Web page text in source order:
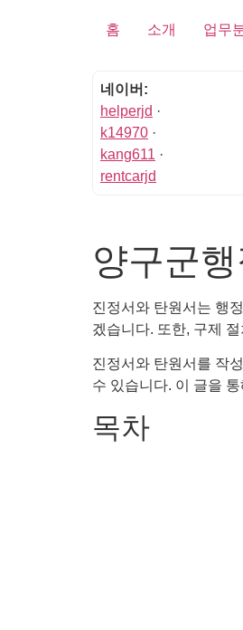
홈 소개 업무
네이버:
helperjd ·
k14970 ·
kang611 ·
rentcarjd
양구군
진정서와 탄원서는 행
겠습니다. 또한, 구제
진정서와 탄원서를 작
수 있습니다. 이 글을
목차